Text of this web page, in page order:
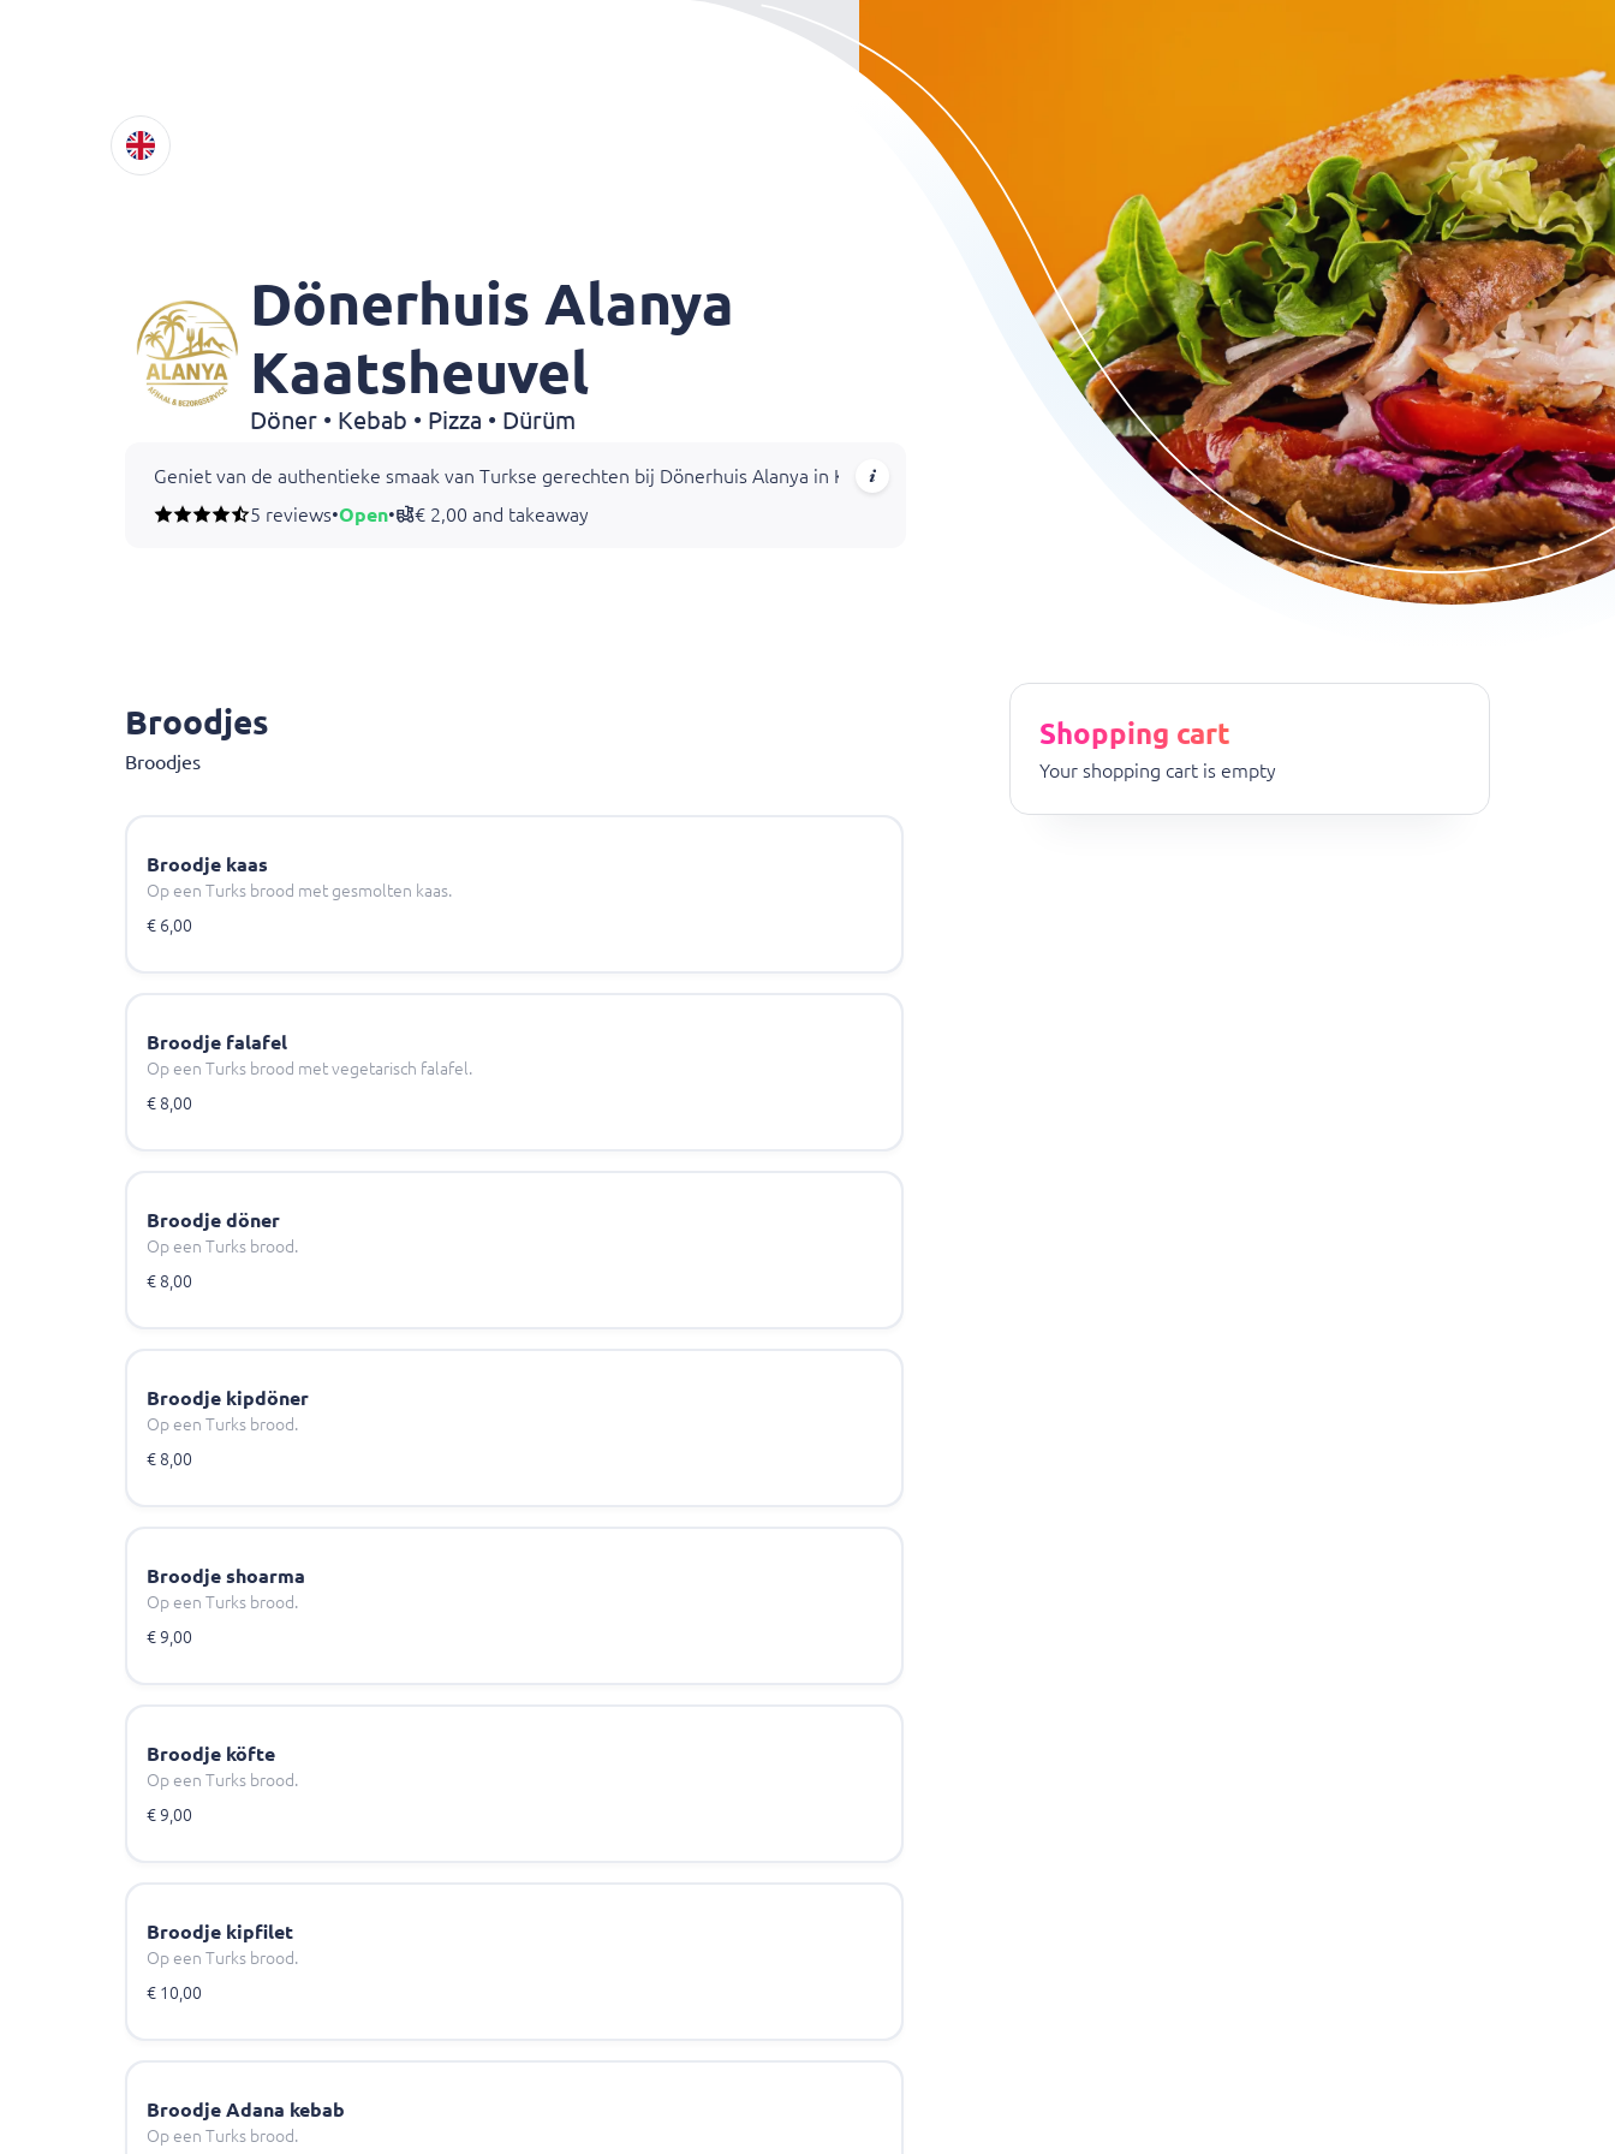
Dönerhuis Alanya
Kaatsheuvel
Döner • Kebab • Pizza • Dürüm
Geniet van de authentieke smaak van Turkse gerechten bij Dönerhuis Alanya in Kaatsheuvel! Proef onze heerlijke döner, sappige kapsalons en verse pizza’s, alles met
5 reviews•Open• € 2,00 and takeaway
Broodjes
Broodjes
Broodje kaas
Op een Turks brood met gesmolten kaas.
€ 6,00
Broodje falafel
Op een Turks brood met vegetarisch falafel.
€ 8,00
Broodje döner
Op een Turks brood.
€ 8,00
Broodje kipdöner
Op een Turks brood.
€ 8,00
Broodje shoarma
Op een Turks brood.
€ 9,00
Broodje köfte
Op een Turks brood.
€ 9,00
Broodje kipfilet
Op een Turks brood.
€ 10,00
Broodje Adana kebab
Op een Turks brood.
Shopping cart
Your shopping cart is empty